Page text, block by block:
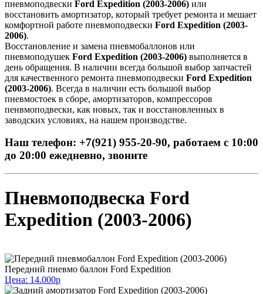
пневмоподвески Ford Expedition (2003-2006) или
восстановить амортизатор, который требует ремонта и мешает
комфортной работе пневмоподвески Ford Expedition (2003-
2006).
Восстановление и замена пневмобаллонов или
пневмоподушек Ford Expedition (2003-2006) выполняется в
день обращения. В наличии всегда большой выбор запчастей
для качественного ремонта пневмоподвески Ford Expedition
(2003-2006). Всегда в наличии есть большой выбор
пневмостоек в сборе, амортизаторов, компрессоров
пенвмоподвески, как новых, так и восстановленных в
заводских условиях, на нашем производстве.
Наш телефон: +7(921) 955-20-90, работаем с 10:00
до 20:00 ежедневно, звоните
Пневмоподвеска Ford
Expedition (2003-2006)
Передний пневмо баллон Ford Expedition
Цена: 14.000р